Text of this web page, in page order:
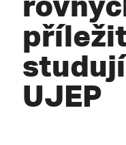
UJEP